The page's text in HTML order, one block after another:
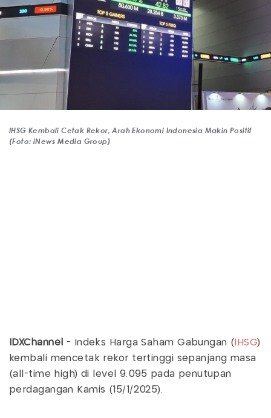
IHSG Kembali Cetak Rekor, Arah Ekonomi Indonesia Makin Positif
(Foto: iNews Media Group)
IDXChannel - Indeks Harga Saham Gabungan ( IHSG)
kembali mencetak rekor tertinggi sepanjang masa
(all-time high) di level 9.095 pada penutupan
perdagangan Kamis (15/1/2025).